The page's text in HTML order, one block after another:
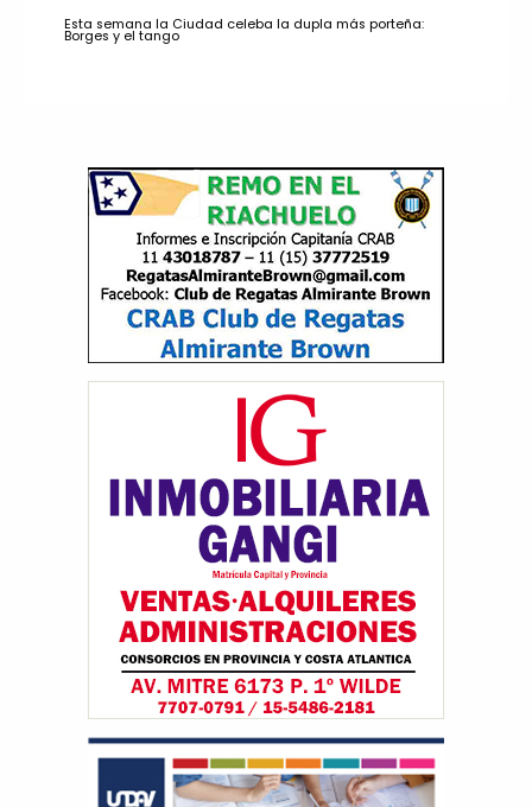
Esta semana la Ciudad celeba la dupla más porteña:
Borges y el tango